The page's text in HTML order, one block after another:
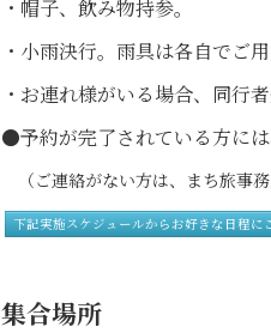
・帽子、飲み物持参。
・小雨決行。雨具は各自でご用
・お連れ様がいる場合、同行
●予約が完了されている方に
（ご連絡がない方は、まち旅事務
下記実施スケジュールからお好きな日程に
集合場所